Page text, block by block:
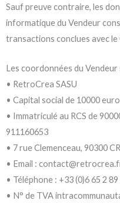
Sauf preuve contraire, les
informatique du Vendeur
transactions conclues avec le
Les coordonnées du
• RetroCrea SASU
• Capital social de 10000
• Immatriculé au RCS de
911160653
• 7 rue Clemenceau, 90300
• Email :
• Téléphone : +33 (0)6 65 2 89
• N° de TVA